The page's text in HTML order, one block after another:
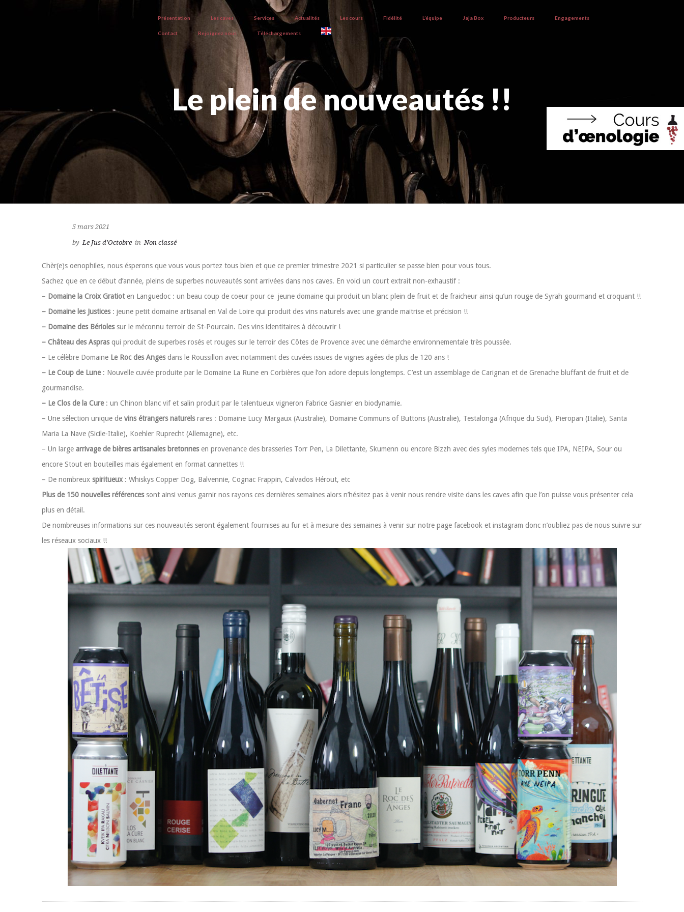
Présentation Les caves Services Actualités Les cours Fidélité L’équipe Jaja Box Producteurs Engagements
Contact Rejoignez nous Téléchargements
Le plein de nouveautés !!
5 mars 2021
by Le Jus d'Octobre in Non classé
Chèr(e)s oenophiles, nous ésperons que vous vous portez tous bien et que ce premier trimestre 2021 si particulier se passe bien pour vous tous.
Sachez que en ce début d’année, pleins de superbes nouveautés sont arrivées dans nos caves. En voici un court extrait non-exhaustif :
– Domaine la Croix Gratioten Languedoc : un beau coup de coeur pour ce jeune domaine qui produit un blanc plein de fruit et de fraicheur ainsi qu’un rouge de Syrah gourmand et croquant !!
– Domaine les Justices : jeune petit domaine artisanal en Val de Loire qui produit des vins naturels avec une grande maitrise et précision !!
– Domaine des Bérioles sur le méconnu terroir de St-Pourcain. Des vins identitaires à découvrir !
– Château des Asprasqui produit de superbes rosés et rouges sur le terroir des Côtes de Provence avec une démarche environnementale très poussée.
– Le célèbre Domaine Le Roc des Angesdans le Roussillon avec notamment des cuvées issues de vignes agées de plus de 120 ans !
– Le Coup de Lune: Nouvelle cuvée produite par le Domaine La Rune en Corbières que l’on adore depuis longtemps. C’est un assemblage de Carignan et de Grenache bluffant de fruit et de
gourmandise.
– Le Clos de la Cure : un Chinon blanc vif et salin produit par le talentueux vigneron Fabrice Gasnier en biodynamie.
– Une sélection unique de vins étrangers naturelsrares : Domaine Lucy Margaux (Australie), Domaine Communs of Buttons (Australie), Testalonga (Afrique du Sud), Pieropan (Italie), Santa
Maria La Nave (Sicile-Italie), Koehler Ruprecht (Allemagne), etc.
– Un large arrivage de bières artisanales bretonnesen provenance des brasseries Torr Pen, La Dilettante, Skumenn ou encore Bizzh avec des syles modernes tels que IPA, NEIPA, Sour ou
encore Stout en bouteilles mais également en format cannettes !!
– De nombreux spiritueux : Whiskys Copper Dog, Balvennie, Cognac Frappin, Calvados Hérout, etc
Plus de 150 nouvelles référencessont ainsi venus garnir nos rayons ces dernières semaines alors n’hésitez pas à venir nous rendre visite dans les caves afin que l’on puisse vous présenter cela
plus en détail.
De nombreuses informations sur ces nouveautés seront également fournises au fur et à mesure des semaines à venir sur notre page facebook et instagram donc n’oubliez pas de nous suivre sur
les réseaux sociaux !!